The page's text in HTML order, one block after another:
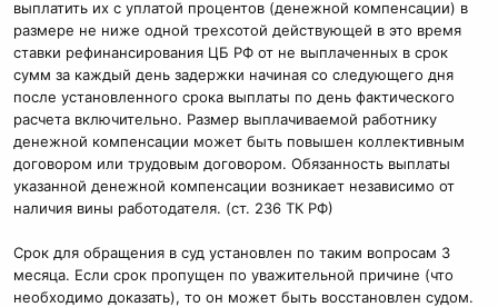
выплатить их с уплатой процентов (денежной компенсации) в
размере не ниже одной трехсотой действующей в это время
ставки рефинансирования ЦБ РФ от не выплаченных в срок
сумм за каждый день задержки начиная со следующего дня
после установленного срока выплаты по день фактического
расчета включительно. Размер выплачиваемой работнику
денежной компенсации может быть повышен коллективным
договором или трудовым договором. Обязанность выплаты
указанной денежной компенсации возникает независимо от
наличия вины работодателя. (ст. 236 ТК РФ)
Срок для обращения в суд установлен по таким вопросам 3
месяца. Если срок пропущен по уважительной причине (что
необходимо доказать), то он может быть восстановлен судом.